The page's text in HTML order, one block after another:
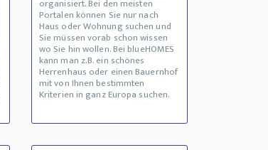
organisiert. Bei den meisten
Portalen können Sie nur nach
Haus oder Wohnung suchen und
Sie müssen vorab schon wissen
wo Sie hin wollen. Bei blueHOMES
kann man z.B. ein schönes
Herrenhaus oder einen Bauernhof
mit von Ihnen bestimmten
Kriterien in ganz Europa suchen.